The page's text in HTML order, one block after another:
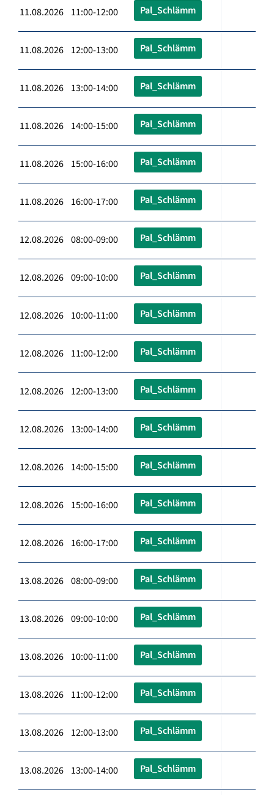
11.08.2026 11:00-12:00 Pal_Schlämm
11.08.2026 12:00-13:00 Pal_Schlämm
11.08.2026 13:00-14:00 Pal_Schlämm
11.08.2026 14:00-15:00 Pal_Schlämm
11.08.2026 15:00-16:00 Pal_Schlämm
11.08.2026 16:00-17:00 Pal_Schlämm
12.08.2026 08:00-09:00 Pal_Schlämm
12.08.2026 09:00-10:00 Pal_Schlämm
12.08.2026 10:00-11:00 Pal_Schlämm
12.08.2026 11:00-12:00 Pal_Schlämm
12.08.2026 12:00-13:00 Pal_Schlämm
12.08.2026 13:00-14:00 Pal_Schlämm
12.08.2026 14:00-15:00 Pal_Schlämm
12.08.2026 15:00-16:00 Pal_Schlämm
12.08.2026 16:00-17:00 Pal_Schlämm
13.08.2026 08:00-09:00 Pal_Schlämm
13.08.2026 09:00-10:00 Pal_Schlämm
13.08.2026 10:00-11:00 Pal_Schlämm
13.08.2026 11:00-12:00 Pal_Schlämm
13.08.2026 12:00-13:00 Pal_Schlämm
13.08.2026 13:00-14:00 Pal_Schlämm